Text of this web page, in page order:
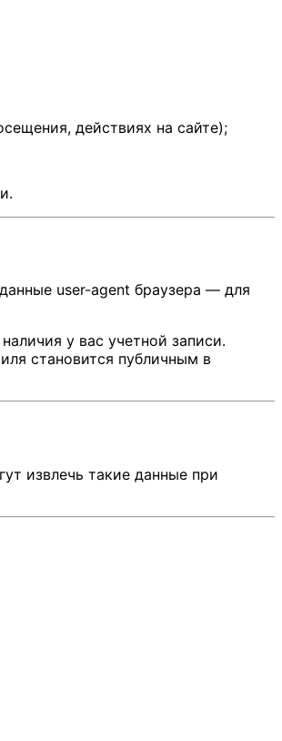
действиях на сайте);
user-agent браузера — для
у вас учетной записи.
становится публичным в
извлечь такие данные при